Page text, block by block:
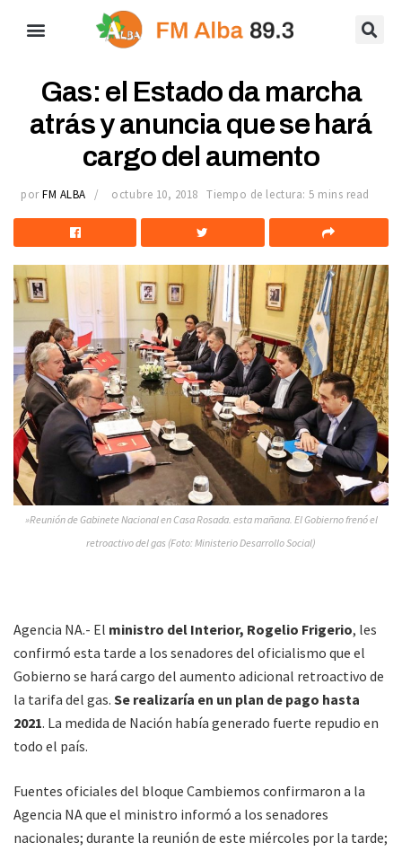
Gas: el Estado da marcha
atrás y anuncia que se hará
cargo del aumento
por FM ALBA octubre 10, 2018 Tiempo de lectura: 5 mins read
»Reunión de Gabinete Nacional en Casa Rosada. esta mañana. El Gobierno frenó el
retroactivo del gas (Foto: Ministerio Desarrollo Social)
Agencia NA.- El ministro del Interior, Rogelio Frigerio, les
confirmó esta tarde a los senadores del oficialismo que el
Gobierno se hará cargo del aumento adicional retroactivo de
la tarifa del gas. Se realizaría en un plan de pago hasta
2021. La medida de Nación había generado fuerte repudio en
todo el país.
Fuentes oficiales del bloque Cambiemos confirmaron a la
Agencia NA que el ministro informó a los senadores
nacionales; durante la reunión de este miércoles por la tarde;